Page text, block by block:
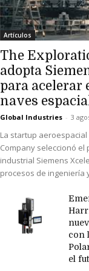
Artículos
The
adopta
para acelerar
naves
Global Industries - 3
La startup
Company seleccionó
industrial Siemens
procesos de ingeniería
con
el